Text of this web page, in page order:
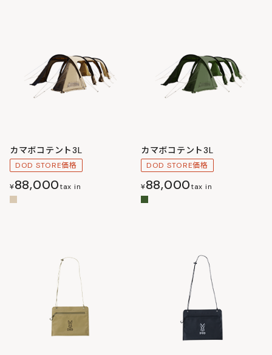
カマボコテント3L
DOD STORE価格
¥88,000tax in
カマボコテント3L
DOD STORE価格
¥88,000tax in